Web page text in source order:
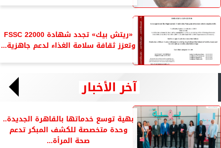
«ريتش بيك» تجدد شهادة FSSC 22000
وتعزز ثقافة سلامة الغذاء لدعم جاهزية...
آخر الأخبار
بهية توسع خدماتها بالقاهرة الجديدة..
وحدة متخصصة للكشف المبكر تدعم
صحة المرأة...